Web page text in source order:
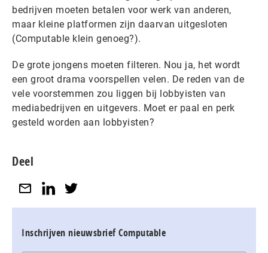
bedrijven moeten betalen voor werk van anderen,
maar kleine platformen zijn daarvan uitgesloten
(Computable klein genoeg?).
De grote jongens moeten filteren. Nou ja, het wordt
een groot drama voorspellen velen. De reden van de
vele voorstemmen zou liggen bij lobbyisten van
mediabedrijven en uitgevers. Moet er paal en perk
gesteld worden aan lobbyisten?
Deel
Inschrijven nieuwsbrief Computable